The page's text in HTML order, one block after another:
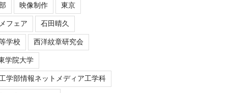
映像制作 東京
フェア 石田晴久
学校 西洋紋章研究会
学院大学
学部情報ネットメディア工学科